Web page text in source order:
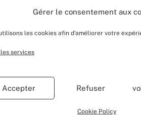
Gérer le consentement aux
les cookies afin d'améliorer votre
services
Accepter Refuser
Cookie Policy